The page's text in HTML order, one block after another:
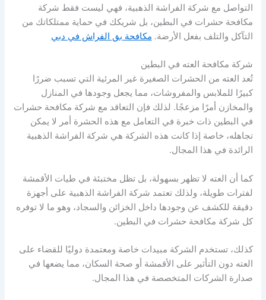
التواصل مع شركة الفراشة الذهبية، فهي ليست فقط شركة
مكافحة حشرات في البطين، بل شريكك في حماية ممتلكاتك من
التآكل والتلف بفعل الأرضة. مكافحة بق الفراش في دبي
شركة مكافحة العته في البطين
تُعد العته من الحشرات الصغيرة غير المرئية التي تسبب ضررًا
كبيرًا للملابس والمفروشات، مما يجعل وجودها في المنازل
والمخازن أمرًا مزعجًا. لذلك فإن التعاقد مع شركة مكافحة حشرات
في البطين ذات خبرة في التعامل مع هذه الحشرة أمر لا يمكن
تجاهله، خاصة إذا كانت هذه الشركة هي شركة الفراشة الذهبية
الرائدة في هذا المجال.
كما أن العته لا تظهر بسهولة، بل تظل مختبئة في طيات الأقمشة
لفترات طويلة، ولذلك تعتمد شركة الفراشة الذهبية على أجهزة
دقيقة للكشف عن وجودها داخل الخزائن والسجاد، وهو ما لا توفره
كل شركة مكافحة حشرات في البطين.
كذلك، تستخدم الشركة مبيدات خاصة ومعتمدة دوليًا للقضاء على
العته دون التأثير على الأقمشة أو صحة السكان، مما يضعها في
صدارة الشركات المتخصصة في هذا المجال.